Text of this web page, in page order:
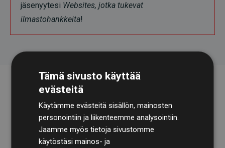
jäsenyytesi Websites, jotka tukevat
ilmastohankkeita!
Tämä sivusto käyttää
evästeitä
Käytämme evästeitä sisällön, mainosten
personointiin ja liikenteemme analysointiin.
Jaamme myös tietoja sivustomme
käytöstäsi mainos- ja